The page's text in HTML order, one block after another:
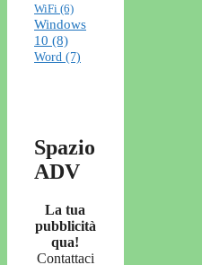
WiFi (6)
Windows
10 (8)
Word (7)
Spazio
ADV
La tua
pubblicità
qua!
Contattaci